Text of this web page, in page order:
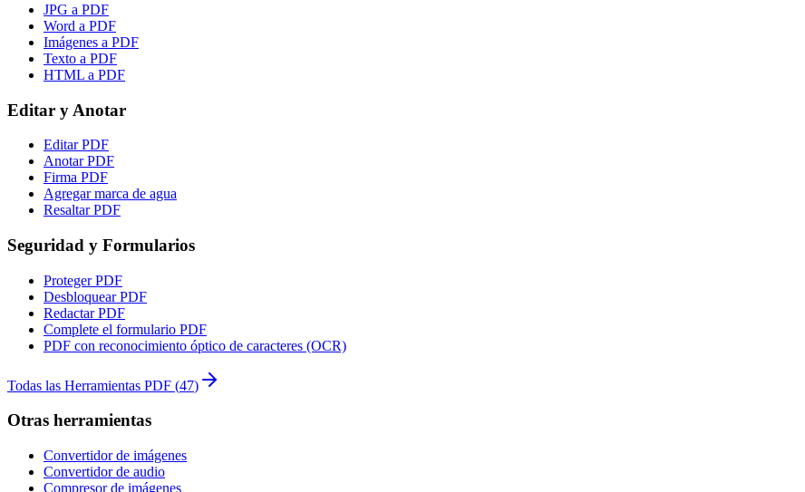
JPG a PDF
Word a PDF
Imágenes a PDF
Texto a PDF
HTML a PDF
Editar y Anotar
Editar PDF
Anotar PDF
Firma PDF
Agregar marca de agua
Resaltar PDF
Seguridad y Formularios
Proteger PDF
Desbloquear PDF
Redactar PDF
Complete el formulario PDF
PDF con reconocimiento óptico de caracteres (OCR)
Todas las Herramientas PDF (47)
Otras herramientas
Convertidor de imágenes
Convertidor de audio
Compresor de imágenes